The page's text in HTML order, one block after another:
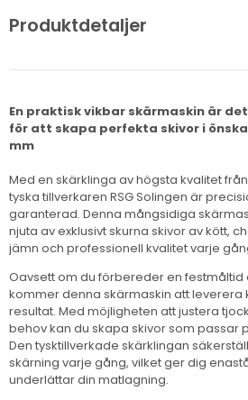
Produktdetaljer
En praktisk vikbar skärmaskin är
för att skapa perfekta skivor i
mm
Med en skärklinga av högsta kvalitet
tyska tillverkaren RSG Solingen är
garanterad. Denna mångsidiga
njuta av exklusivt skurna skivor av kött,
jämn och professionell kvalitet varje
Oavsett om du förbereder en festmåltid
kommer denna skärmaskin att leverera
resultat. Med möjligheten att justera
behov kan du skapa skivor som passar
Den tysktillverkade skärklingan
skärning varje gång, vilket ger dig
underlättar din matlagning.